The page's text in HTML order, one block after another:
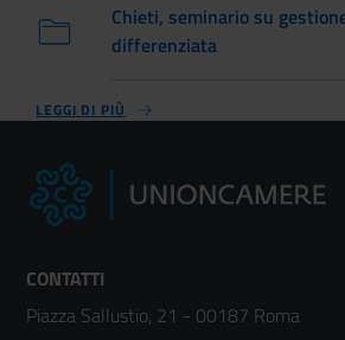
Chieti, seminario su
differenziata
LEGGI DI PIÙ
CONTATTI
Piazza Sallustio, 21 - 00187 Roma